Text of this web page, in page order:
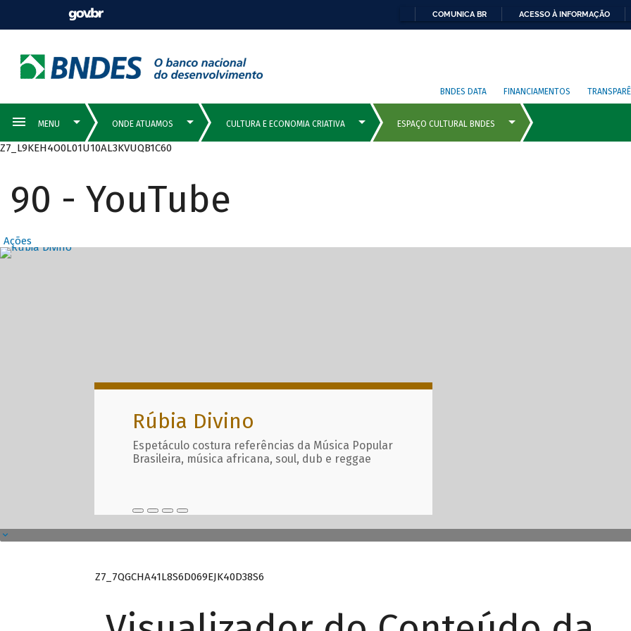
COMUNICA BR ACESSO À INFORMAÇÃO
BNDES DATA FINANCIAMENTOS
Z7_L9KEH4O0L01U10AL3KVUQB1C60
90 - YouTube
Ações
Destaques Principais com
Rúbia Divino
Espetáculo costura referências da Música Popular
Brasileira, música africana, soul, dub e reggae
Z7_7QGCHA41L8S6D069EJK40D38S6